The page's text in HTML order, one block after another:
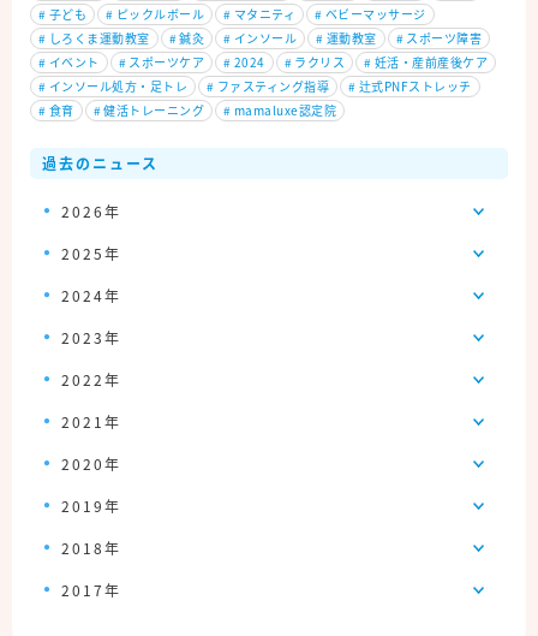
# 子ども # ピックルボール # マタニティ # ベビーマッサージ
# しろくま運動教室 #鍼灸 # インソール # 運動教室 # スポーツ障害
# イベント # スポーツケア # 2024 # ラクリス # 妊活・産前産後ケア
# インソール処方・足トレ # ファスティング指導 # 辻式PNFストレッチ
# 食育 #健活トレーニング # mamaluxe認定院
過去のニュース
2026年
2025年
2024年
2023年
2022年
2021年
2020年
2019年
2018年
2017年